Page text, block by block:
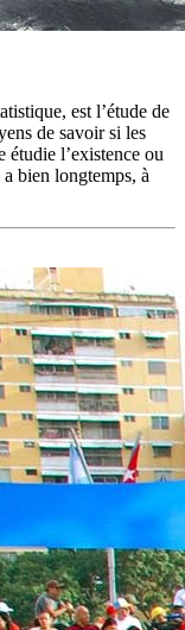
est l’étude de
de savoir si les
étudie l’existence ou
bien longtemps, à